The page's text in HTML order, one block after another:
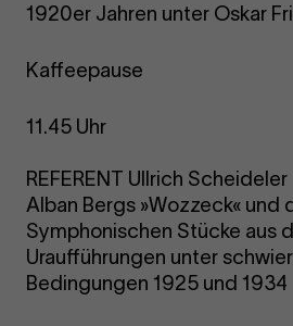
1920er Jahren unter Oskar
Kaffeepause
11.45 Uhr
REFERENT Ullrich Scheideler
Alban Bergs »Wozzeck« und
Symphonischen Stücke aus
Uraufführungen unter
Bedingungen 1925 und 1934